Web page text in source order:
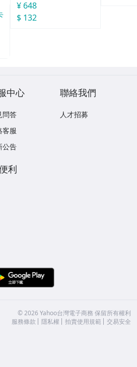
¥ 648
$ 132
中心
問答
客服
公告
聯絡我們
人才招募
利
Store
©2026 Yahoo台灣電子商務 保留所有權利
服務條款
隱私權 拍賣使用規範 交易安全